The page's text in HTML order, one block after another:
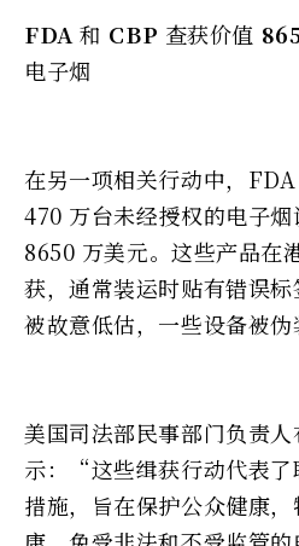
FDA和 CBP 查获价值
电子烟
在另一项相关行动中，
470 万台未经授权的电子
8650 万美元。这些产品在
获，通常装运时贴有错误
被故意低估，一些设备被伪
美国司法部民事部门负责人
示：“这些缉获行动代表了
措施，旨在保护公众健康